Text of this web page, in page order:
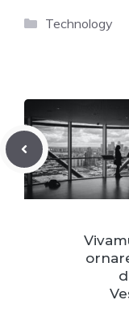
Categorías
Technology